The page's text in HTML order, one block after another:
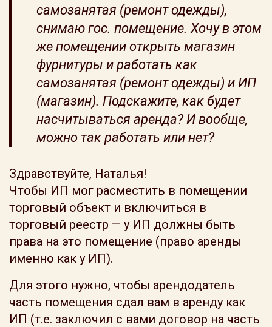
самозанятая (ремонт одежды),
снимаю гос. помещение. Хочу в этом
же помещении открыть магазин
фурнитуры и работать как
самозанятая (ремонт одежды) и ИП
(магазин). Подскажите, как будет
насчитываться аренда? И вообще,
можно так работать или нет?
Здравствуйте, Наталья!
Чтобы ИП мог расместить в помещении
торговый объект и включиться в
торговый реестр — у ИП должны быть
права на это помещение (право аренды
именно как у ИП).
Для этого нужно, чтобы арендодатель
часть помещения сдал вам в аренду как
ИП (т.е. заключил с вами договор на часть